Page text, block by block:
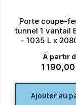
Porte coupe-
tunnel 1 vantail
- 1035 L x
À partir
Prix
1
Ajouter au